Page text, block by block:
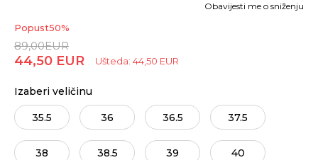
Popust50%
89,00EUR
44,50 EUR Ušteda: 44,50 EUR
Obavijesti me o sniženju
Izaberi veličinu
35.5 36 36.5 37.5
38 38.5 39 40